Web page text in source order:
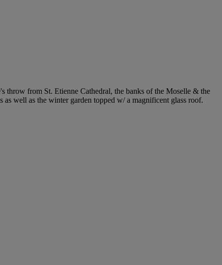
throw from St. Etienne Cathedral, the banks of the Moselle & the
well as the winter garden topped w/ a magnificent glass roof.